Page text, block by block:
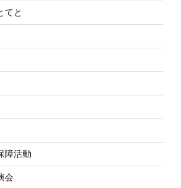
てと
障活動
会